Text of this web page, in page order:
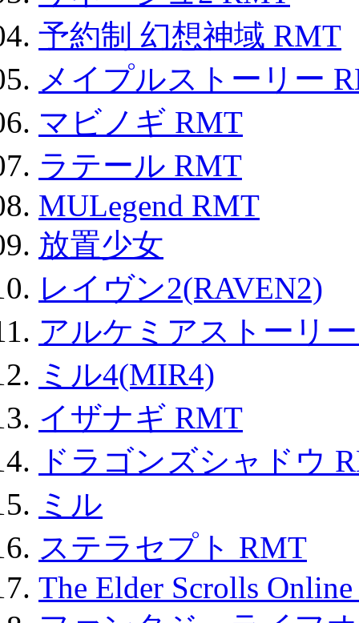
予約制 幻想神域 RMT
メイプルストーリー
マビノギ RMT
ラテール RMT
MULegend RMT
放置少女
レイヴン2(RAVEN2)
アルケミアストーリ
ミル4(MIR4)
イザナギ RMT
ドラゴンズシャドウ
ミル
ステラセプト RMT
The Elder Scrolls